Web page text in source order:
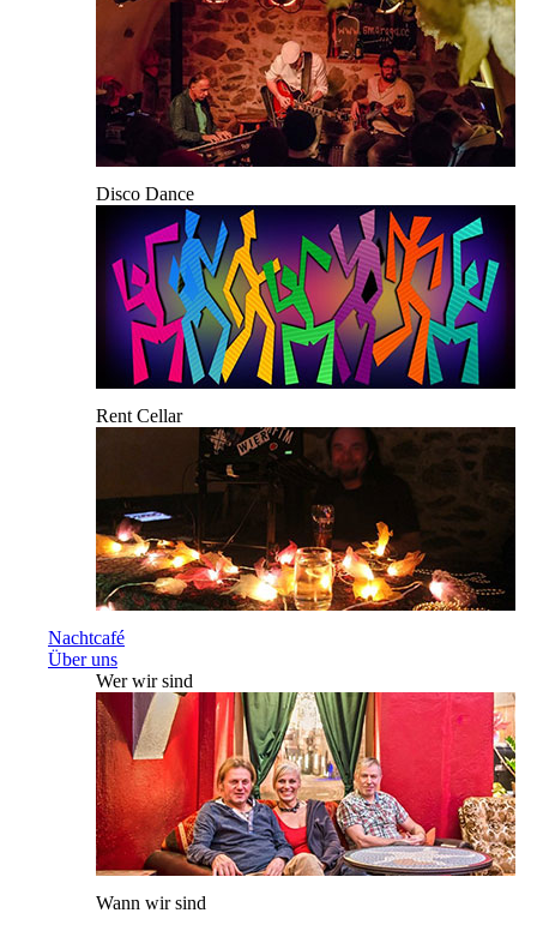
Disco Dance
Rent Cellar
Nachtcafé
Über uns
Wer wir sind
Wann wir sind